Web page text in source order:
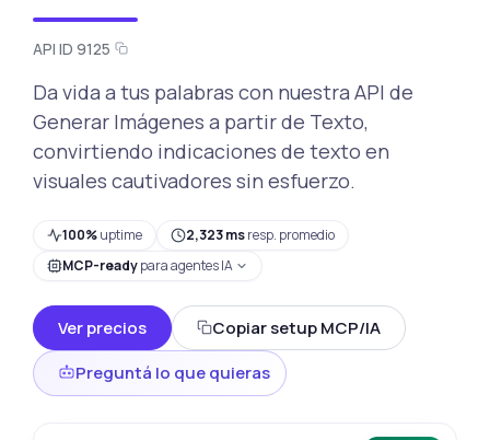
API ID 9125
Da vida a tus palabras con nuestra API de
Generar Imágenes a partir de Texto,
convirtiendo indicaciones de texto en
visuales cautivadores sin esfuerzo.
100%uptime 2,323 msresp. promedio
MCP-readypara agentes IA
Ver precios
Copiar setup MCP/IA
Preguntá lo que quieras